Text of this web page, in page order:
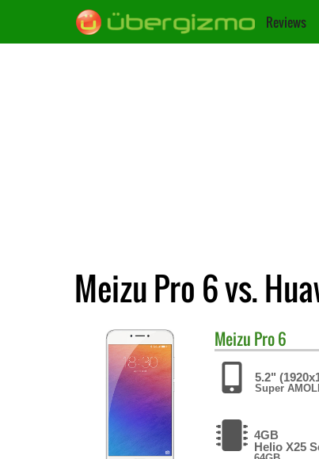
Reviews
Meizu Pro 6 vs.
Meizu Pro 6
5.2"
Super
4GB
Helio X25